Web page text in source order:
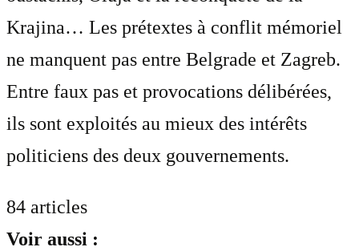
Krajina… Les prétextes à conflit mémoriel
ne manquent pas entre Belgrade et Zagreb.
Entre faux pas et provocations délibérées,
ils sont exploités au mieux des intérêts
politiciens des deux gouvernements.
84 articles
Voir aussi :